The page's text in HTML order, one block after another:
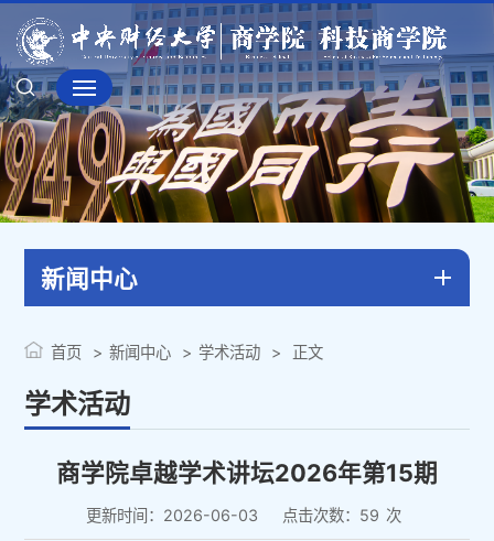
新闻中心
学术活动
首页 新闻中心 学术活动 正文
商学院卓越学术讲坛2026年第15期
更新时间：2026-06-03 点击次数： 59 次